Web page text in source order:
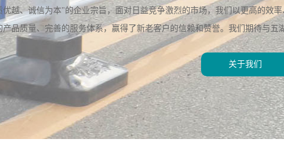
河南PVC护栏 河南空调
越、诚信为本"的企业宗旨，面对日益竞争激烈的市场，我们以更高的效
品质量、完善的服务体系，赢得了新老客户的信赖和赞誉。我们期待与
关于我们